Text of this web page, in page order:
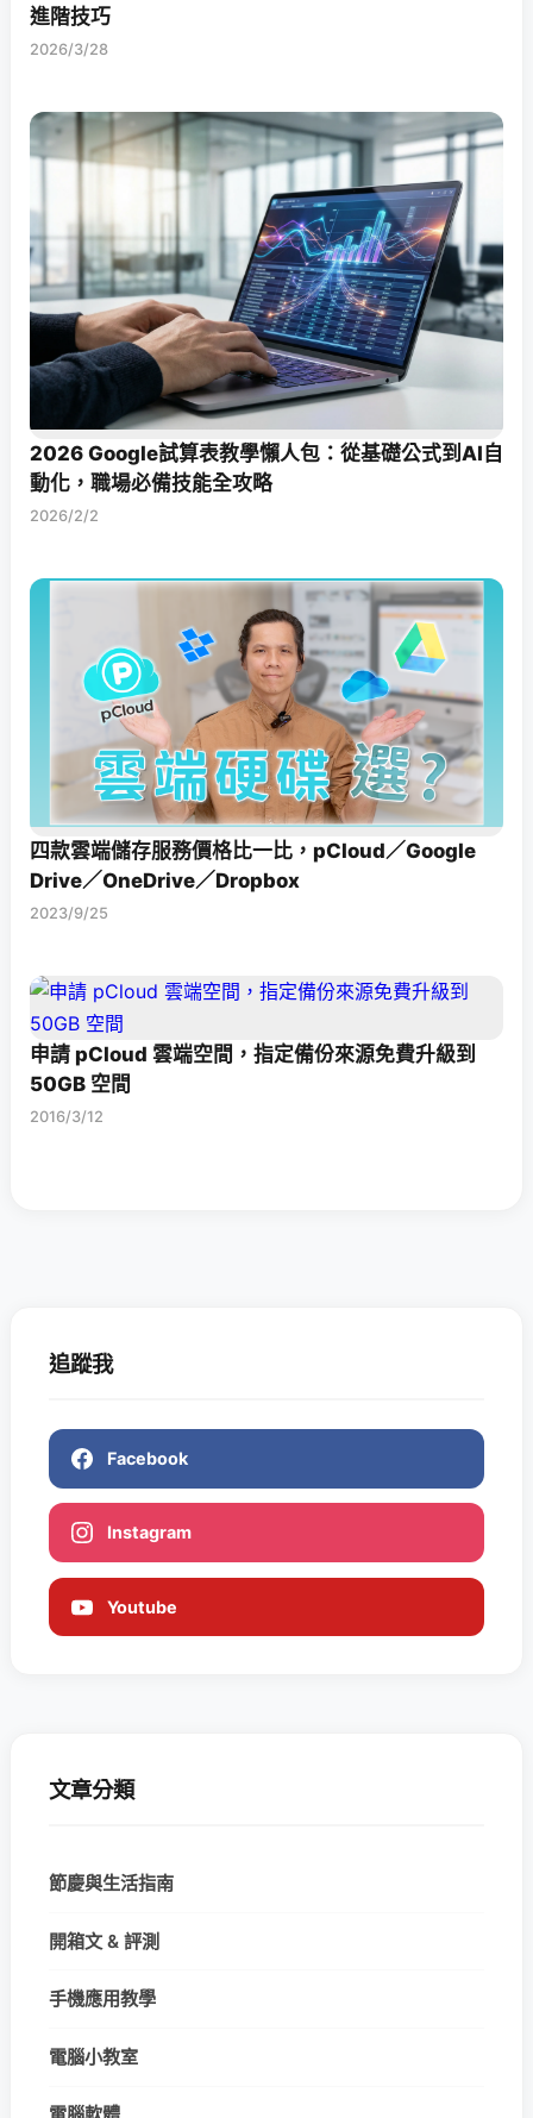
進階技巧
2026/3/28
2026 Google試算表教學懶人包：從基礎公式到AI自
動化，職場必備技能全攻略
2026/2/2
四款雲端儲存服務價格比一比，pCloud／Google
Drive／OneDrive／Dropbox
2023/9/25
申請 pCloud 雲端空間，指定備份來源免費升級到
50GB 空間
2016/3/12
追蹤我
Facebook
Instagram
Youtube
文章分類
節慶與生活指南
開箱文 & 評測
手機應用教學
電腦小教室